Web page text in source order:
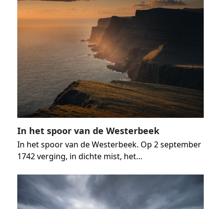
In het spoor van de Westerbeek
In het spoor van de Westerbeek. Op 2 september
1742 verging, in dichte mist, het…